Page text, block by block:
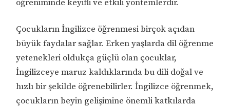
öğreniminde keyifli ve etkili yöntemlerdir.
Çocukların İngilizce öğrenmesi birçok açıdan
büyük faydalar sağlar. Erken yaşlarda dil öğrenme
yetenekleri oldukça güçlü olan çocuklar,
İngilizceye maruz kaldıklarında bu dili doğal ve
hızlı bir şekilde öğrenebilirler. İngilizce öğrenmek,
çocukların beyin gelişimine önemli katkılarda